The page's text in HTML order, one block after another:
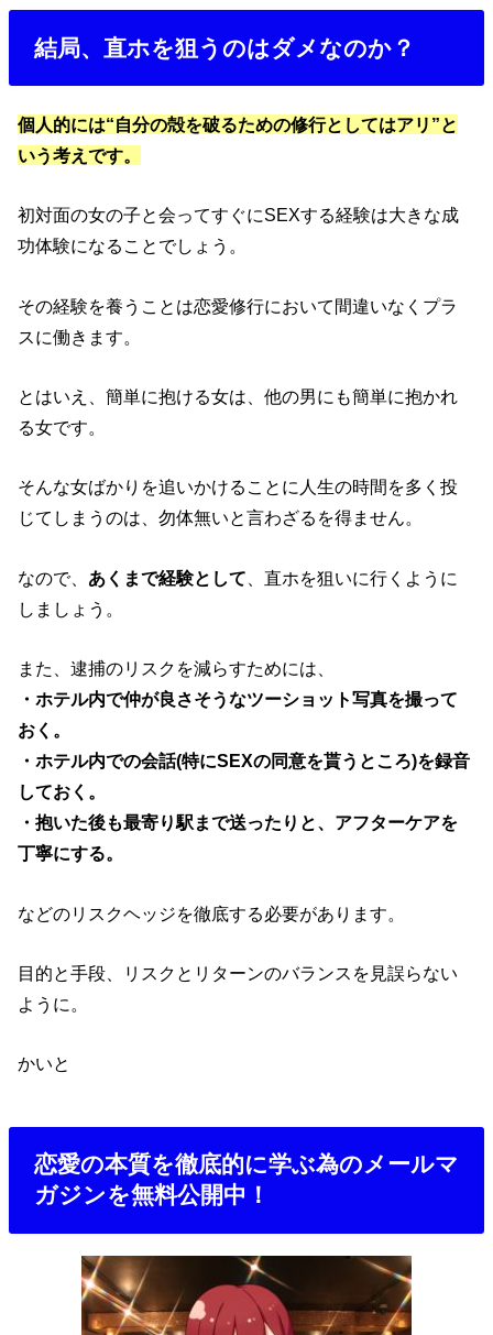
結局、直ホを狙うのはダメなのか？
個人的には“自分の殻を破るための修行としてはアリ”と
いう考えです。
初対面の女の子と会ってすぐにSEXする経験は大きな成
功体験になることでしょう。
その経験を養うことは恋愛修行において間違いなくプラ
スに働きます。
とはいえ、簡単に抱ける女は、他の男にも簡単に抱かれ
る女です。
そんな女ばかりを追いかけることに人生の時間を多く投
じてしまうのは、勿体無いと言わざるを得ません。
なので、 あくまで経験として 、直ホを狙いに行くように
しましょう。
また、逮捕のリスクを減らすためには、
・ホテル内で仲が良さそうなツーショット写真を撮って
おく。
・ホテル内での会話(特にSEXの同意を貰うところ)を録音
しておく。
・抱いた後も最寄り駅まで送ったりと、アフターケアを
丁寧にする。
などのリスクヘッジを徹底する必要があります。
目的と手段、リスクとリターンのバランスを見誤らない
ように。
かいと
恋愛の本質を徹底的に学ぶ為のメールマ
ガジンを無料公開中！